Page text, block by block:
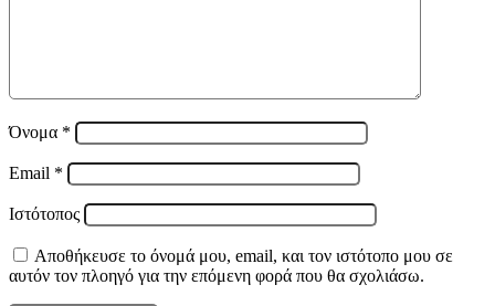
Όνομα *
Email *
Ιστότοπος
Αποθήκευσε το όνομά μου, email, και τον ιστότοπο μου σε
αυτόν τον πλοηγό για την επόμενη φορά που θα σχολιάσω.